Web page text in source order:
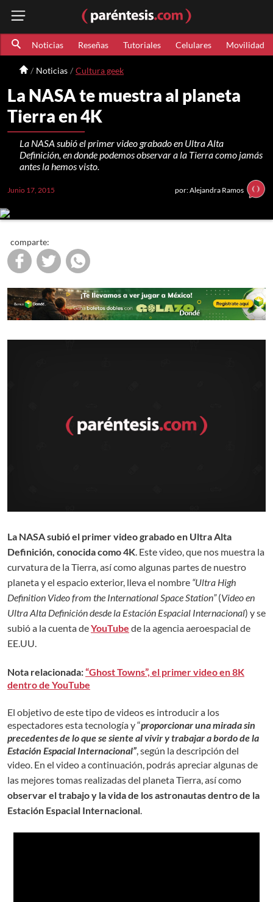
Noticias Reseñas Tutoriales Celulares Movilidad
Noticias Cultura geek
La NASA te muestra al planeta
Tierra en 4K
La NASA subió el primer video grabado en Ultra Alta
Definición, en donde podemos observar a la Tierra como jamás
antes la hemos visto.
Junio 17, 2015 por: Alejandra Ramos
comparte:
La NASA subió el primer video grabado en Ultra Alta
Definición, conocida como 4K. Este video, que nos muestra la
curvatura de la Tierra, así como algunas partes de nuestro
planeta y el espacio exterior, lleva el nombre “Ultra High
Definition Video from the International Space Station”(Video en
Ultra Alta Definición desde la Estación Espacial Internacional) y se
subió a la cuenta deYouTube de la agencia aeroespacial de
EE.UU.
Nota relacionada:“Ghost Towns”, el primer video en 8K
dentro de YouTube
El objetivo de este tipo de videos es introducir a los
espectadores esta tecnología y “proporcionar una mirada sin
precedentes de lo que se siente al vivir y trabajar a bordo de la
Estación Espacial Internacional”, según la descripción del
video. En el video a continuación, podrás apreciar algunas de
las mejores tomas realizadas del planeta Tierra, así como
observar el trabajo y la vida de los astronautas dentro de la
Estación Espacial Internacional.